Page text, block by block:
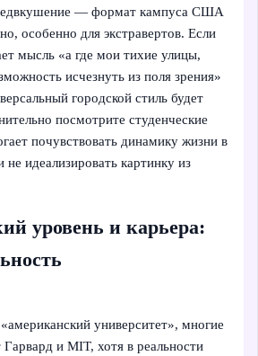
— формат кампуса США
особенно для экстравертов. Если
мысль «а где мои тихие улицы,
исчезнуть из поля зрения»
городской стиль будет
посмотрите студенческие
почувствовать динамику жизни в
не идеализировать картинку из
уровень и карьера:
университет», многие
Гарвард и MIT, хотя в реальности